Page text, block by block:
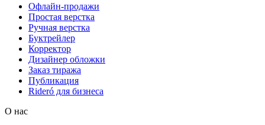
Офлайн-продажи
Простая верстка
Ручная верстка
Буктрейлер
Корректор
Дизайнер обложки
Заказ тиража
Публикация
Rideró для бизнеса
О нас